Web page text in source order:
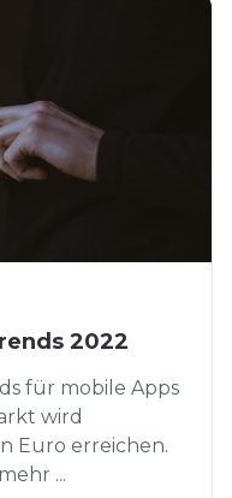
2022
für mobile Apps
wird
Euro erreichen.
...